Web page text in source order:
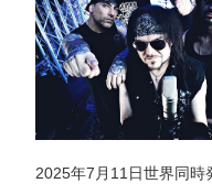
2025年7月11日世界同時